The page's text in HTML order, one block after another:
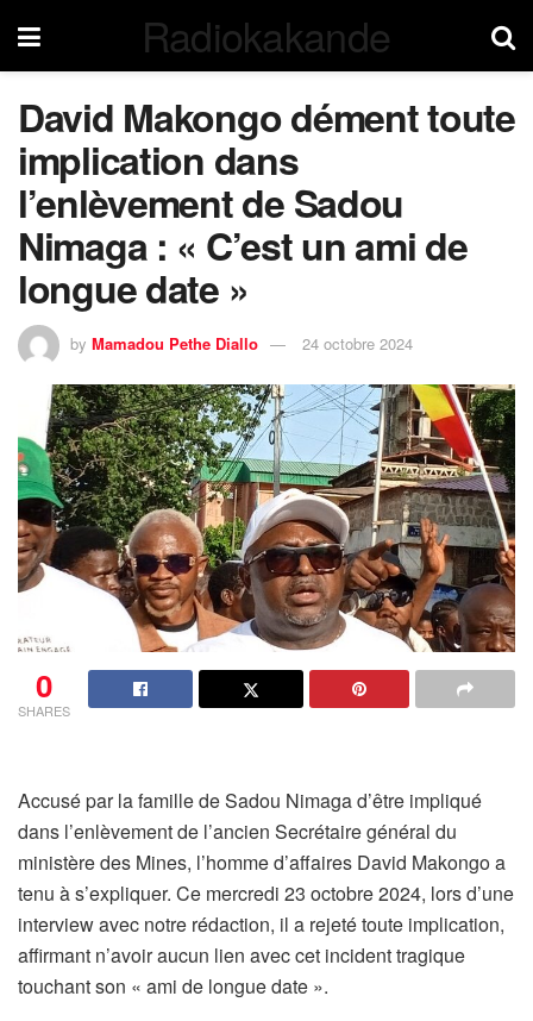
Radiokakande
David Makongo dément toute
implication dans
l’enlèvement de Sadou
Nimaga : « C’est un ami de
longue date »
by Mamadou Pethe Diallo 24 octobre 2024
0
SHARES
Accusé par la famille de Sadou Nimaga d’être impliqué
dans l’enlèvement de l’ancien Secrétaire général du
ministère des Mines, l’homme d’affaires David Makongo a
tenu à s’expliquer. Ce mercredi 23 octobre 2024, lors d’une
interview avec notre rédaction, il a rejeté toute implication,
affirmant n’avoir aucun lien avec cet incident tragique
touchant son « ami de longue date ».